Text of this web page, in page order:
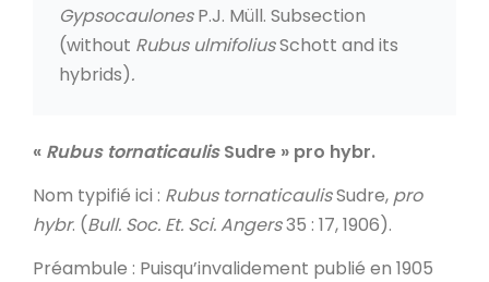
GypsocaulonesP.J. Müll. Subsection
(without Rubus ulmifoliusSchott and its
hybrids).
« Rubus tornaticaulisSudre » pro hybr.
Nom typifié ici : Rubus tornaticaulisSudre, pro
hybr. (Bull. Soc. Et. Sci. Angers35 : 17, 1906).
Préambule : Puisqu’invalidement publié en 1905